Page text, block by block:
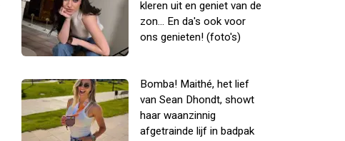
kleren uit en geniet van de
zon... En da's ook voor
ons genieten! (foto's)
Bomba! Maithé, het lief
van Sean Dhondt, showt
haar waanzinnig
afgetrainde lijf in badpak